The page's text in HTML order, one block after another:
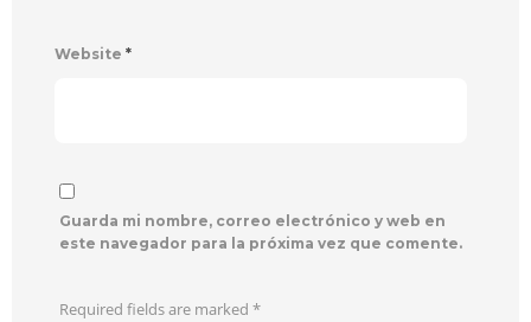
Website *
Guarda mi nombre, correo electrónico y web en
este navegador para la próxima vez que comente.
Required fields are marked *